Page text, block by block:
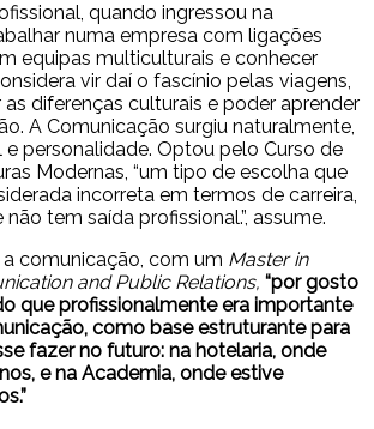
quando ingressou na
numa empresa com ligações
equipas multiculturais e conhecer
vir daí o fascínio pelas viagens,
diferenças culturais e poder aprender
A Comunicação surgiu naturalmente,
personalidade. Optou pelo Curso de
Modernas, “um tipo de escolha que
incorreta em termos de carreira,
tem saída profissional.”, assume.
comunicação, com um Master in
and Public Relations, “por gosto
que profissionalmente era importante
como base estruturante para
fazer no futuro: na hotelaria, onde
e na Academia, onde estive